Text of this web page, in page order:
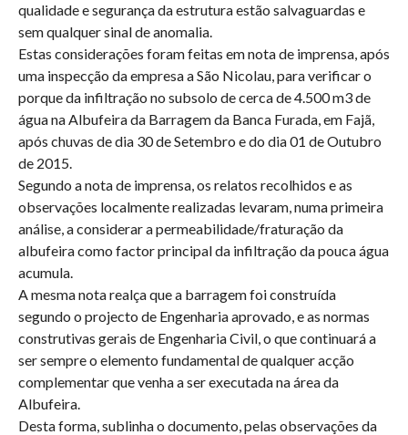
qualidade e segurança da estrutura estão salvaguardas e
sem qualquer sinal de anomalia.
Estas considerações foram feitas em nota de imprensa, após
uma inspecção da empresa a São Nicolau, para verificar o
porque da infiltração no subsolo de cerca de 4.500 m3 de
água na Albufeira da Barragem da Banca Furada, em Fajã,
após chuvas de dia 30 de Setembro e do dia 01 de Outubro
de 2015.
Segundo a nota de imprensa, os relatos recolhidos e as
observações localmente realizadas levaram, numa primeira
análise, a considerar a permeabilidade/fraturação da
albufeira como factor principal da infiltração da pouca água
acumula.
A mesma nota realça que a barragem foi construída
segundo o projecto de Engenharia aprovado, e as normas
construtivas gerais de Engenharia Civil, o que continuará a
ser sempre o elemento fundamental de qualquer acção
complementar que venha a ser executada na área da
Albufeira.
Desta forma, sublinha o documento, pelas observações da